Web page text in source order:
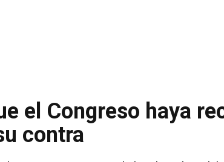
el Congreso haya
contra